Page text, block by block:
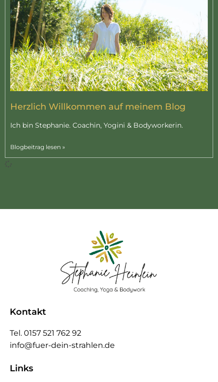
Herzlich Willkommen auf meinem Blog
Ich bin Stephanie. Coachin, Yogini & Bodyworkerin.
Blogbeitrag lesen »
Kontakt
Tel. 0157 521 762 92
info@fuer-dein-strahlen.de
Links